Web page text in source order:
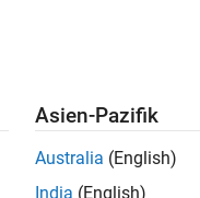
. Wenn Sie noch
unseres
Standort, um alle
Asien-Pazifik
Australia (English)
India (English)